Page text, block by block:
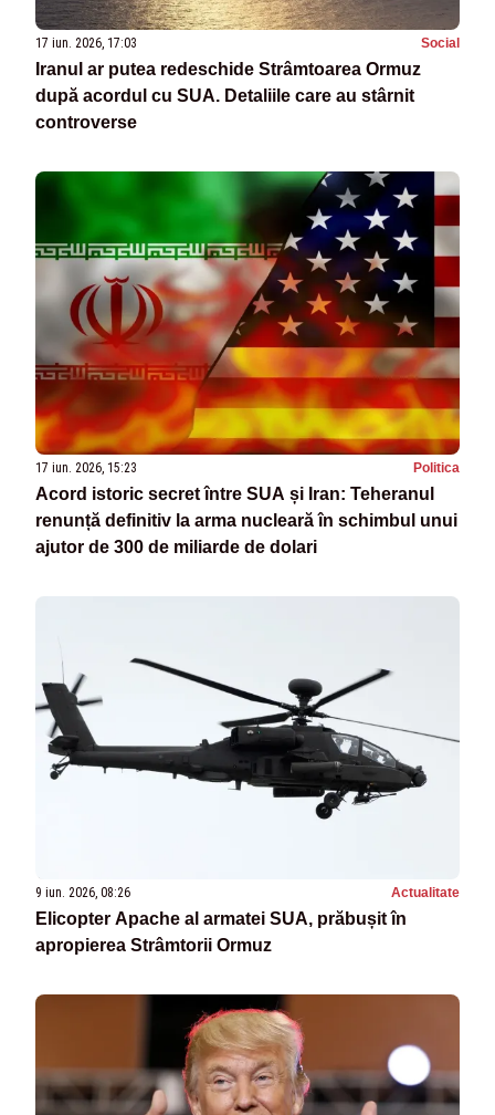
17 iun. 2026, 17:03 Social
Iranul ar putea redeschide Strâmtoarea Ormuz
după acordul cu SUA. Detaliile care au stârnit
controverse
17 iun. 2026, 15:23 Politica
Acord istoric secret între SUA și Iran: Teheranul
renunță definitiv la arma nucleară în schimbul unui
ajutor de 300 de miliarde de dolari
9 iun. 2026, 08:26 Actualitate
Elicopter Apache al armatei SUA, prăbușit în
apropierea Strâmtorii Ormuz